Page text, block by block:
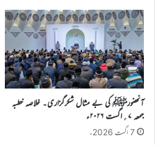
آنحضورﷺ کی بے مثال شکرگزاری۔ خلاصہ خطبہ
جمعہ ۷؍اگست ۲۰۲۶ء
7 اگست 2026ء